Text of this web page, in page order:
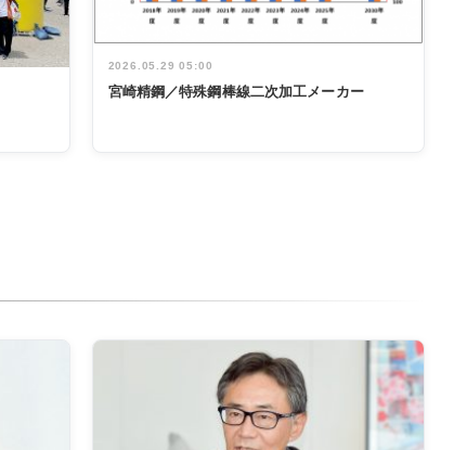
2026.05.29 05:00
宮崎精鋼／特殊鋼棒線二次加工メーカー